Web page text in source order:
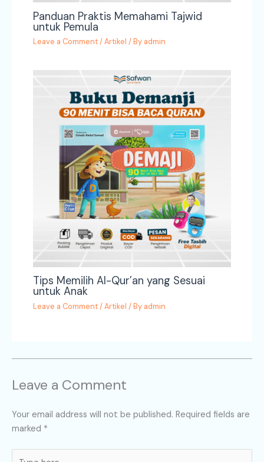
Panduan Praktis Memahami Tajwid
untuk Pemula
Leave a Comment /Artikel / By admin
Tips Memilih Al-Qur’an yang Sesuai
untuk Anak
Leave a Comment /Artikel / By admin
Leave a Comment
Your email address will not be published. Required fields are
marked *